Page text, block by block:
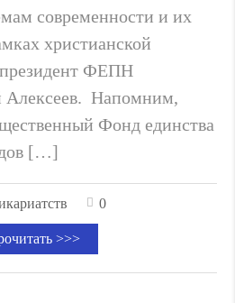
современности и их
христианской
ФЕПН
Алексеев. Напомним,
Фонд единства
[…]
0
>>>